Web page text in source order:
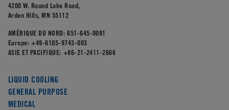
4200 W. Round Lake Road,
Arden Hills, MN 55112
AMÉRIQUE DU NORD: 651-645-0091
Europe: +49-6105-9743-003
ASIE ET PACIFIQUE: +86-21-2411-2666
LIQUID COOLING
GENERAL PURPOSE
MEDICAL